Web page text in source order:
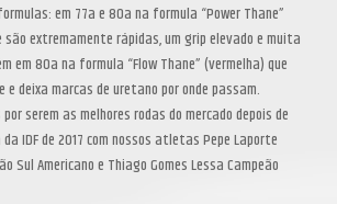
em 77a e 80a na formula “Power Thane”
são extremamente rápidas, um grip elevado e muita
em 80a na formula “Flow Thane” (vermelha) que
deixa marcas de uretano por onde passam.
serem as melhores rodas do mercado depois de
IDF de 2017 com nossos atletas Pepe Laporte
Sul Americano e Thiago Gomes Lessa Campeão